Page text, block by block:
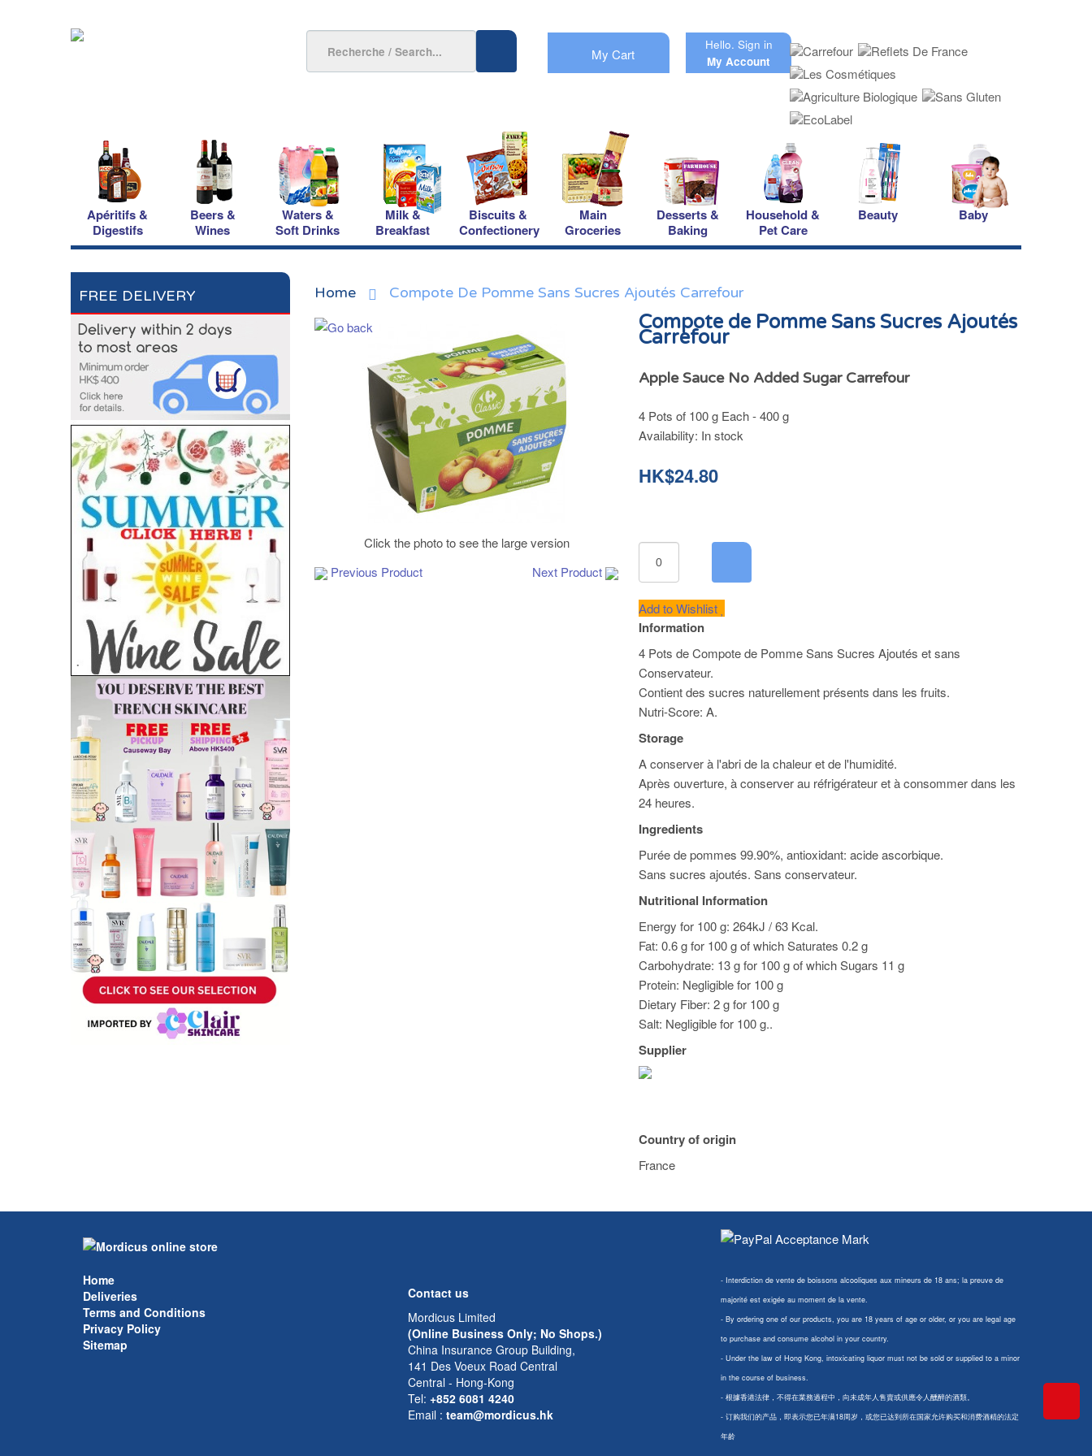
My Cart
Hello. Sign in
My Account
Apéritifs &
Digestifs
Beers &
Wines
Waters &
Soft Drinks
Milk &
Breakfast
Biscuits &
Confectionery
Main
Groceries
Desserts &
Baking
Household &
Pet Care
Beauty Baby
FREE DELIVERY Home Compote De Pomme Sans Sucres Ajoutés Carrefour
Click the photo to see the large version
Previous Product
Next Product
Compote de Pomme Sans Sucres Ajoutés
Carrefour
Apple Sauce No Added Sugar Carrefour
4 Pots of 100 g Each - 400 g
Availability: In stock
HK$24.80
Add to Wishlist
Information
4 Pots de Compote de Pomme Sans Sucres Ajoutés et sans
Conservateur.
Contient des sucres naturellement présents dans les fruits.
Nutri-Score: A.
Storage
A conserver à l'abri de la chaleur et de l'humidité.
Après ouverture, à conserver au réfrigérateur et à consommer dans les
24 heures.
Ingredients
Purée de pommes 99.90%, antioxidant: acide ascorbique.
Sans sucres ajoutés. Sans conservateur.
Nutritional Information
Energy for 100 g: 264kJ / 63 Kcal.
Fat: 0.6 g for 100 g of which Saturates 0.2 g
Carbohydrate: 13 g for 100 g of which Sugars 11 g
Protein: Negligible for 100 g
Dietary Fiber: 2 g for 100 g
Salt: Negligible for 100 g..
Supplier
Country of origin
France
Home
Deliveries
Terms and Conditions
Privacy Policy
Sitemap
Contact us
Mordicus Limited
(Online Business Only; No Shops.)
China Insurance Group Building,
141 Des Voeux Road Central
Central - Hong-Kong
Tel: +852 6081 4240
Email : team@mordicus.hk
- Interdiction de vente de boissons alcooliques aux mineurs de 18 ans; la preuve de
majorité est exigée au moment de la vente.
- By ordering one of our products, you are 18 years of age or older, or you are legal age
to purchase and consume alcohol in your country.
- Under the law of Hong Kong, intoxicating liquor must not be sold or supplied to a minor
in the course of business.
- 根據香港法律，不得在業務過程中，向未成年人售賣或供應令人醺醉的酒類。
- 订购我们的产品，即表示您已年满18周岁，或您已达到所在国家允许购买和消费酒精的法定
年龄